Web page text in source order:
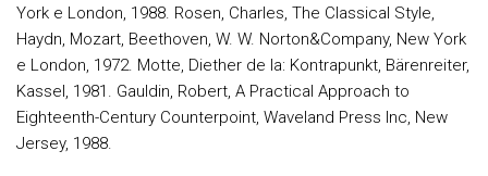
York e London, 1988. Rosen, Charles, The Classical Style,
Haydn, Mozart, Beethoven, W. W. Norton&Company, New York
e London, 1972. Motte, Diether de la: Kontrapunkt, Bärenreiter,
Kassel, 1981. Gauldin, Robert, A Practical Approach to
Eighteenth-Century Counterpoint, Waveland Press Inc, New
Jersey, 1988.